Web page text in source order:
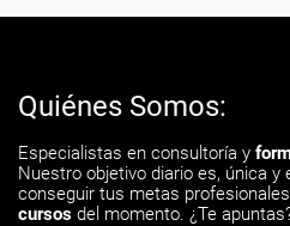
Quiénes Somos:
Especialistas en consultoría y
Nuestro objetivo diario es, única y
conseguir tus metas
cursos del momento. ¿Te